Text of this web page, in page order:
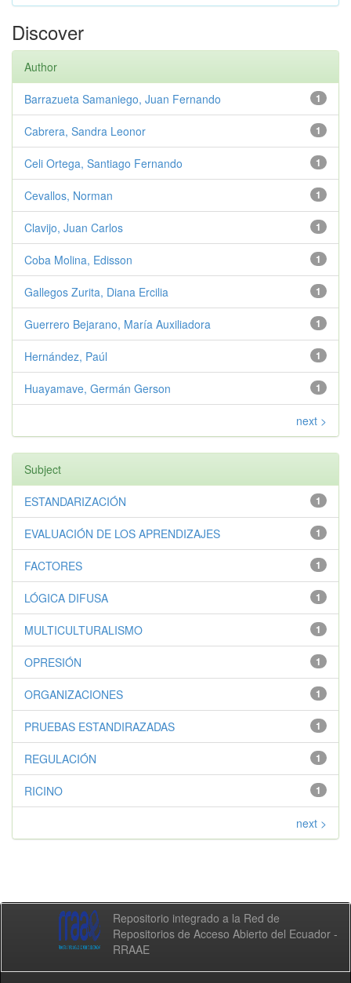
Discover
Author
1
Barrazueta Samaniego, Juan Fernando
1
Cabrera, Sandra Leonor
1
Celi Ortega, Santiago Fernando
1
Cevallos, Norman
1
Clavijo, Juan Carlos
1
Coba Molina, Edisson
1
Gallegos Zurita, Diana Ercilia
1
Guerrero Bejarano, María Auxiliadora
1
Hernández, Paúl
1
Huayamave, Germán Gerson
next >
Subject
1
ESTANDARIZACIÓN
1
EVALUACIÓN DE LOS APRENDIZAJES
1
FACTORES
1
LÓGICA DIFUSA
1
MULTICULTURALISMO
1
OPRESIÓN
1
ORGANIZACIONES
1
PRUEBAS ESTANDIRAZADAS
1
REGULACIÓN
1
RICINO
next >
Repositorio integrado a la Red de
Repositorios de Acceso Abierto del Ecuador -
RRAAE